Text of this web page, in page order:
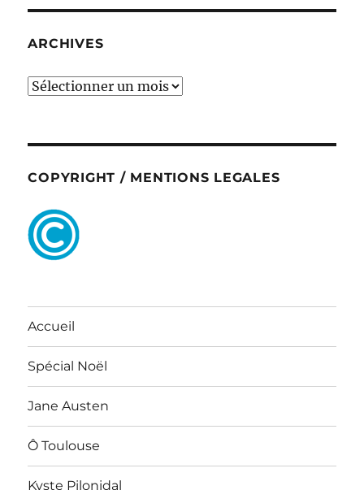
ARCHIVES
ARCHIVES
COPYRIGHT / MENTIONS LEGALES
Accueil
Spécial Noël
Jane Austen
Ô Toulouse
Kyste Pilonidal